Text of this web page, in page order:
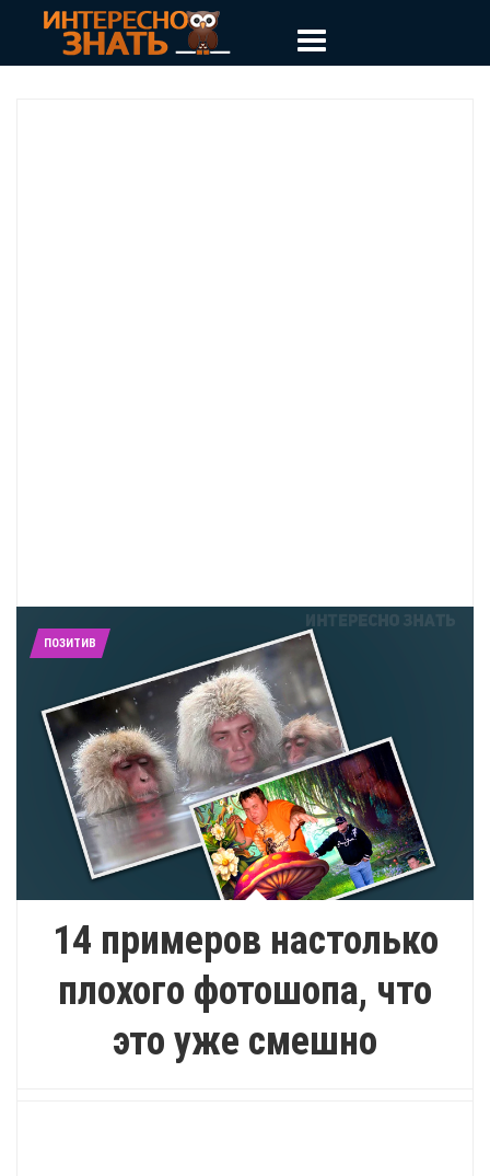
ПОЗИТИВ
14 примеров настолько
плохого фотошопа, что
это уже смешно